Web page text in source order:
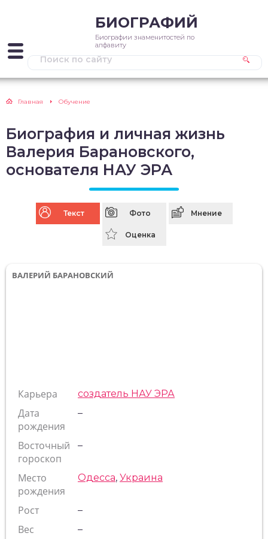
БИОГРАФИЙ
Биографии знаменитостей по
алфавиту
Главная Обучение
Биография и личная жизнь
Валерия Барановского,
основателя НАУ ЭРА
Текст Фото Мнение
Оценка
ВАЛЕРИЙ БАРАНОВСКИЙ
Карьера создатель НАУ ЭРА
Дата
рождения
–
Восточный
гороскоп
–
Место
рождения
Одесса, Украина
Рост –
Вес –